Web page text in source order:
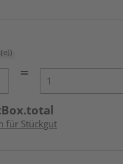
für Stückgut